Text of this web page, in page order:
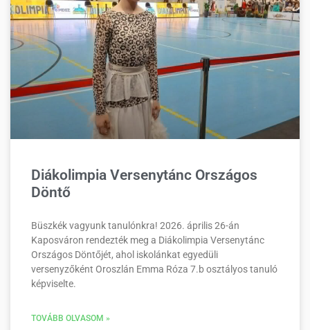
Diákolimpia Versenytánc Országos
Döntő
Büszkék vagyunk tanulónkra! 2026. április 26-án
Kaposváron rendezték meg a Diákolimpia Versenytánc
Országos Döntőjét, ahol iskolánkat egyedüli
versenyzőként Oroszlán Emma Róza 7.b osztályos tanuló
képviselte.
TOVÁBB OLVASOM »